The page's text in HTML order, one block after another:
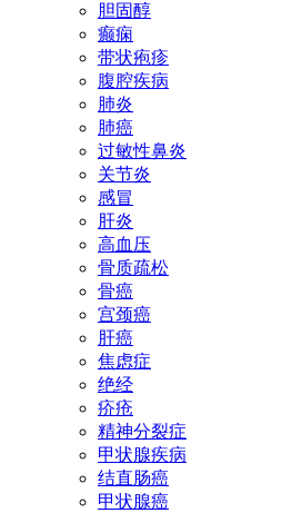
胆固醇
癫痫
带状疱疹
腹腔疾病
肺炎
肺癌
过敏性鼻炎
关节炎
感冒
肝炎
高血压
骨质疏松
骨癌
宫颈癌
肝癌
焦虑症
绝经
疥疮
精神分裂症
甲状腺疾病
结直肠癌
甲状腺癌